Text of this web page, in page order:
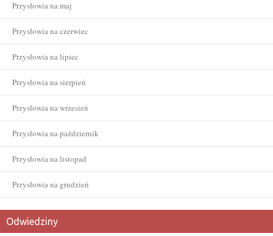
Przysłowia na maj
Przysłowia na czerwiec
Przysłowia na lipiec
Przysłowia na sierpień
Przysłowia na wrzesień
Przysłowia na październik
Przysłowia na listopad
Przysłowia na grudzień
Odwiedziny